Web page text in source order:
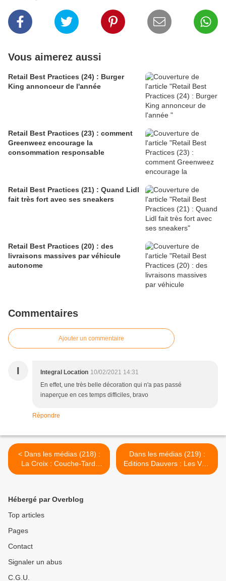
Vous aimerez aussi
Retail Best Practices (24) : Burger
King annonceur de l'année
Retail Best Practices (23) : comment
Greenweez encourage la
consommation responsable
Retail Best Practices (21) : Quand Lidl
fait très fort avec ses sneakers
Retail Best Practices (20) : des
livraisons massives par véhicule
autonome
Commentaires
Ajouter un commentaire
I Integral Location 10/02/2021 14:31
En effet, une très belle décoration qui n'a pas passé
inaperçue en ces temps difficiles, bravo
Répondre
< Dans les médias (218) :
La Croix : Couche-Tard,
Carrefour et Bercy : tout
Dans les médias (219) :
Editions Dauvers : Les Voix
de la conso >
Hébergé par Overblog
Top articles
Pages
Contact
Signaler un abus
C.G.U.